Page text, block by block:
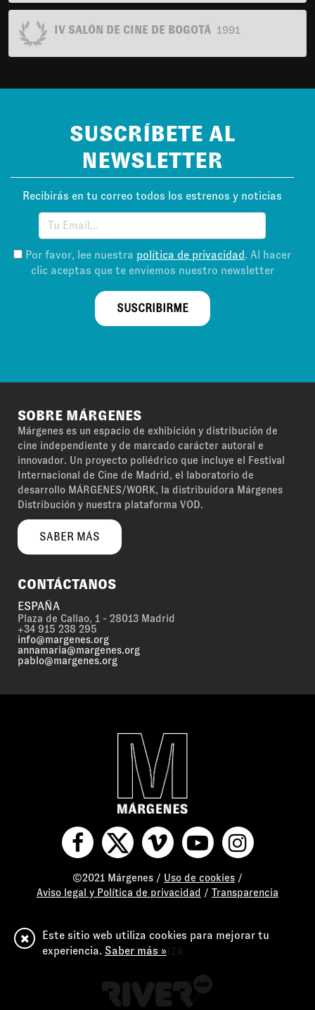
IV SALÓN DE CINE DE BOGOTÁ 1991
SUSCRÍBETE AL
NEWSLETTER
Recibirás en tu correo todos los estrenos y noticias
Por favor, lee nuestra política de privacidad. Al hacer
clic aceptas que te enviemos nuestro newsletter
SUSCRIBIRME
SOBRE MÁRGENES
Márgenes es un espacio de exhibición y distribución de
cine independiente y de marcado carácter autoral e
innovador. Un proyecto poliédrico que incluye el Festival
Internacional de Cine de Madrid, el laboratorio de
desarrollo MÁRGENES/WORK, la distribuidora Márgenes
Distribución y nuestra plataforma VOD.
SABER MÁS
CONTÁCTANOS
ESPAÑA
Plaza de Callao, 1 - 28013 Madrid
+34 915 238 295
info@margenes.org
annamaria@margenes.org
pablo@margenes.org
©2021 Márgenes / Uso de cookies /
Aviso legal y Política de privacidad / Transparencia
ORGANIZA
Este sitio web utiliza cookies para mejorar tu
experiencia. Saber más »